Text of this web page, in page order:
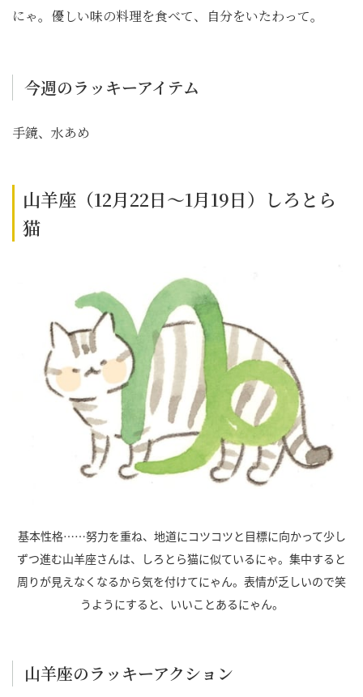
にゃ。優しい味の料理を食べて、自分をいたわって。
今週のラッキーアイテム
手鏡、水あめ
山羊座（12月22日～1月19日）しろとら
猫
基本性格……努力を重ね、地道にコツコツと目標に向かって少し
ずつ進む山羊座さんは、しろとら猫に似ているにゃ。集中すると
周りが見えなくなるから気を付けてにゃん。表情が乏しいので笑
うようにすると、いいことあるにゃん。
山羊座のラッキーアクション